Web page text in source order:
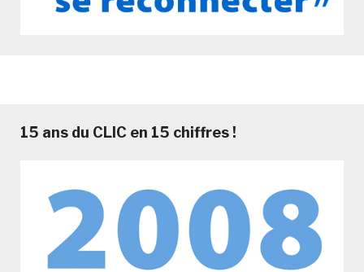
15 ans du CLIC en 15 chiffres !